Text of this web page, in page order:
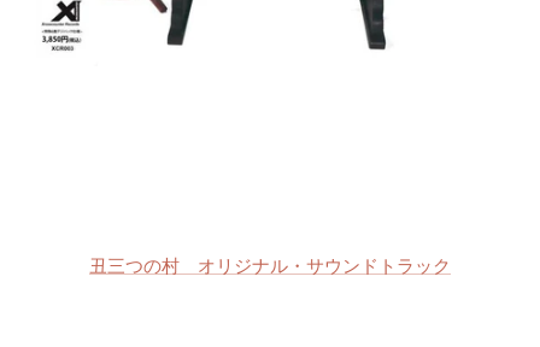
丑三つの村 オリジナル・サウンドトラック